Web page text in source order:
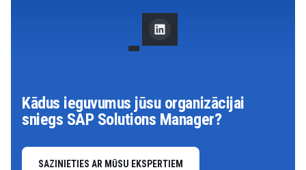
Kādus ieguvumus jūsu organizācijai
sniegs SAP Solutions Manager?
SAZINIETIES AR MŪSU EKSPERTIEM